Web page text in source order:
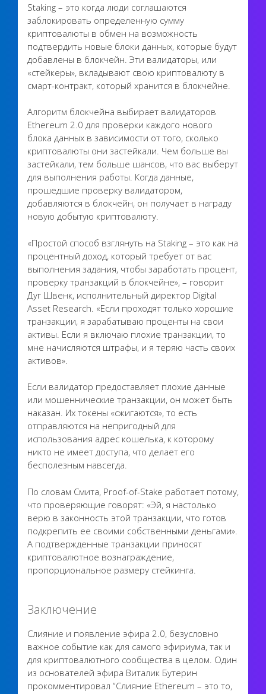
Staking – это когда люди соглашаются
заблокировать определенную сумму
криптовалюты в обмен на возможность
подтвердить новые блоки данных, которые будут
добавлены в блокчейн. Эти валидаторы, или
«стейкеры», вкладывают свою криптовалюту в
смарт-контракт, который хранится в блокчейне.
Алгоритм блокчейна выбирает валидаторов
Ethereum 2.0 для проверки каждого нового
блока данных в зависимости от того, сколько
криптовалюты они застейкали. Чем больше вы
застейкали, тем больше шансов, что вас выберут
для выполнения работы. Когда данные,
прошедшие проверку валидатором,
добавляются в блокчейн, он получает в награду
новую добытую криптовалюту.
«Простой способ взглянуть на Staking – это как на
процентный доход, который требует от вас
выполнения задания, чтобы заработать процент,
проверку транзакций в блокчейне», – говорит
Дуг Швенк, исполнительный директор Digital
Asset Research. «Если проходят только хорошие
транзакции, я зарабатываю проценты на свои
активы. Если я включаю плохие транзакции, то
мне начисляются штрафы, и я теряю часть своих
активов».
Если валидатор предоставляет плохие данные
или мошеннические транзакции, он может быть
наказан. Их токены «сжигаются», то есть
отправляются на непригодный для
использования адрес кошелька, к которому
никто не имеет доступа, что делает его
бесполезным навсегда.
По словам Смита, Proof-of-Stake работает потому,
что проверяющие говорят: «Эй, я настолько
верю в законность этой транзакции, что готов
подкрепить ее своими собственными деньгами».
А подтвержденные транзакции приносят
криптовалютное вознаграждение,
пропорциональное размеру стейкинга.
Заключение
Слияние и появление эфира 2.0, безусловно
важное событие как для самого эфириума, так и
для криптовалютного сообщества в целом. Один
из основателей эфира Виталик Бутерин
прокомментировал “Слияние Ethereum – это то,